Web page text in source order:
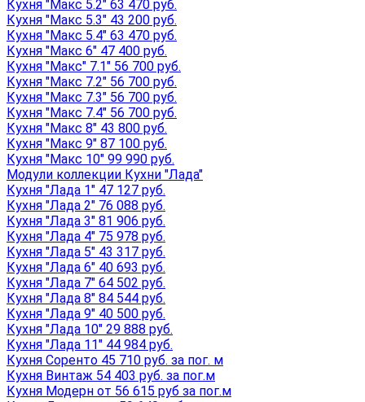
Кухня "Макс 5.2" 63 470 руб.
Кухня "Макс 5.3" 43 200 руб.
Кухня "Макс 5.4" 63 470 руб.
Кухня "Макс 6" 47 400 руб.
Кухня "Макс" 7.1" 56 700 руб.
Кухня "Макс 7.2" 56 700 руб.
Кухня "Макс 7.3" 56 700 руб.
Кухня "Макс 7.4" 56 700 руб.
Кухня "Макс 8" 43 800 руб.
Кухня "Макс 9" 87 100 руб.
Кухня "Макс 10" 99 990 руб.
Модули коллекции Кухни "Лада"
Кухня "Лада 1" 47 127 руб.
Кухня "Лада 2" 76 088 руб.
Кухня "Лада 3" 81 906 руб.
Кухня "Лада 4" 75 978 руб.
Кухня "Лада 5" 43 317 руб.
Кухня "Лада 6" 40 693 руб.
Кухня "Лада 7" 64 502 руб.
Кухня "Лада 8" 84 544 руб.
Кухня "Лада 9" 40 500 руб.
Кухня "Лада 10" 29 888 руб.
Кухня "Лада 11" 44 984 руб.
Кухня Соренто 45 710 руб. за пог. м
Кухня Винтаж 54 403 руб. за пог.м
Кухня Модерн от 56 615 руб за пог.м